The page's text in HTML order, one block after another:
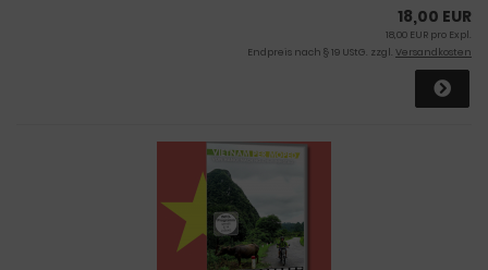
18,00 EUR
18,00 EUR pro Expl.
Endpreis nach § 19 UStG. zzgl. Versandkosten